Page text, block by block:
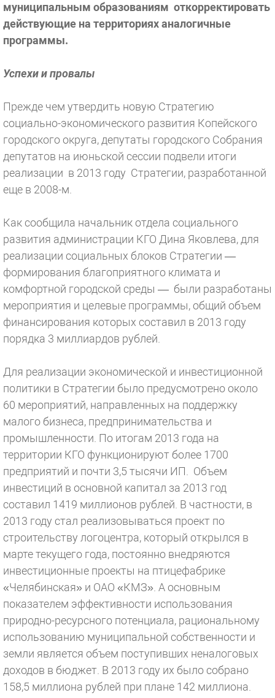
муниципальным образованиям откорректировать
действующие на территориях аналогичные
программы.
Успехи и провалы
Прежде чем утвердить новую Стратегию
социально-экономического развития Копейского
городского округа, депутаты городского Собрания
депутатов на июньской сессии подвели итоги
реализации в 2013 году Стратегии, разработанной
еще в 2008-м.
Как сообщила начальник отдела социального
развития администрации КГО Дина Яковлева, для
реализации социальных блоков Стратегии —
формирования благоприятного климата и
комфортной городской среды — были разработаны
мероприятия и целевые программы, общий объем
финансирования которых составил в 2013 году
порядка 3 миллиардов рублей.
Для реализации экономической и инвестиционной
политики в Стратегии было предусмотрено около
60 мероприятий, направленных на поддержку
малого бизнеса, предпринимательства и
промышленности. По итогам 2013 года на
территории КГО функционируют более 1700
предприятий и почти 3,5 тысячи ИП. Объем
инвестиций в основной капитал за 2013 год
составил 1419 миллионов рублей. В частности, в
2013 году стал реализовываться проект по
строительству логоцентра, который открылся в
марте текущего года, постоянно внедряются
инвестиционные проекты на птицефабрике
«Челябинская» и ОАО «КМЗ». А основным
показателем эффективности использования
природно-ресурсного потенциала, рациональному
использованию муниципальной собственности и
земли является объем поступивших неналоговых
доходов в бюджет. В 2013 году их было собрано
158,5 миллиона рублей при плане 142 миллиона.